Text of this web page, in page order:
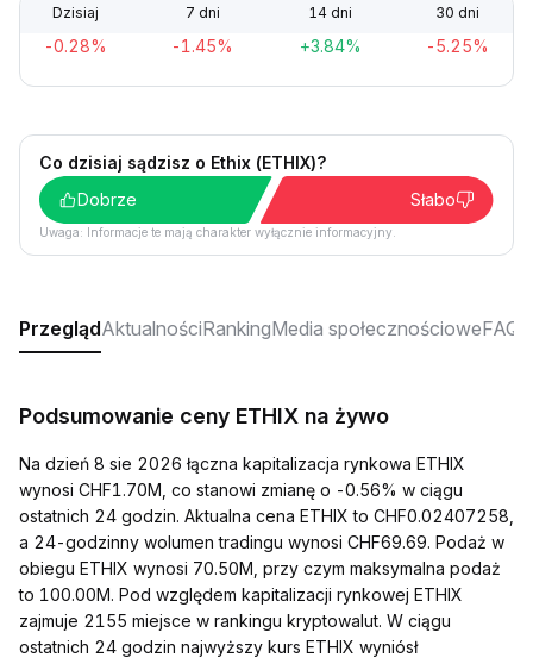
Dzisiaj 7 dni 14 dni 30 dni
-0.28% -1.45% +3.84% -5.25%
Co dzisiaj sądzisz o Ethix (ETHIX)?
Dobrze
Słabo
Uwaga: Informacje te mają charakter wyłącznie informacyjny.
PrzeglądAktualnościRankingMedia społecznościoweFAQ
Podsumowanie ceny ETHIX na żywo
Na dzień 8 sie 2026 łączna kapitalizacja rynkowa ETHIX
wynosi CHF1.70M, co stanowi zmianę o -0.56% w ciągu
ostatnich 24 godzin. Aktualna cena ETHIX to CHF0.02407258,
a 24-godzinny wolumen tradingu wynosi CHF69.69. Podaż w
obiegu ETHIX wynosi 70.50M, przy czym maksymalna podaż
to 100.00M. Pod względem kapitalizacji rynkowej ETHIX
zajmuje 2155 miejsce w rankingu kryptowalut. W ciągu
ostatnich 24 godzin najwyższy kurs ETHIX wyniósł